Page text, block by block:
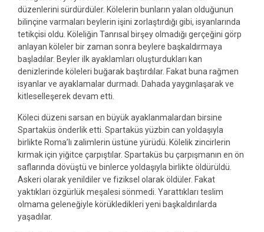
düzenlerini sürdürdüler. Kölelerin bunların yalan olduğunun
bilinçine varmaları beylerin işini zorlaştırdığı gibi, isyanlarında
tetikçisi oldu. Köleliğin Tanrısal birşey olmadığı gerçeğini görp
anlayan köleler bir zaman sonra beylere başkaldırmaya
başladılar. Beyler ilk ayaklamları oluşturdukları kan
denizlerinde köleleri buğarak baştırdılar. Fakat buna rağmen
isyanlar ve ayaklamalar durmadı. Dahada yaygınlaşarak ve
kitleselleşerek devam etti.
Köleci düzeni sarsan en büyük ayaklanmalardan birsine
Spartaküs önderlik etti. Spartaküs yüzbin can yoldaşıyla
birlikte Roma’lı zalimlerin üstüne yürüdü. Kölelik zincirlerin
kırmak için yiğitce çarpıştılar. Spartaküs bu çarpışmanın en ön
saflarında dövüştü ve binlerce yoldaşıyla birlikte öldürüldü.
Askeri olarak yenildiler ve fiziksel olarak öldüler. Fakat
yaktıkları özgürlük meşalesi sönmedi. Yarattıkları teslim
olmama geleneğiyle körükledikleri yeni başkaldırılarda
yaşadılar.